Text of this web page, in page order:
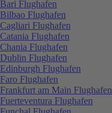
Bari Flughafen
Bilbao Flughafen
Cagliari Flughafen
Catania Flughafen
Chania Flughafen
Dublin Flughafen
Edinburgh Flughafen
Faro Flughafen
Frankfurt am Main Flughafen
Fuerteventura Flughafen